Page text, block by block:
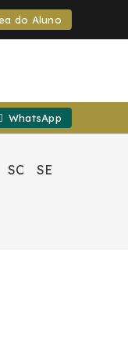
do Aluno
WhatsApp
SC SE